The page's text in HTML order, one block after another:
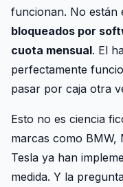
funcionan. No están
bloqueados por
cuota mensual. El
perfectamente
pasar por caja otra
Esto no es ciencia
marcas como BMW,
Tesla ya han
medida. Y la